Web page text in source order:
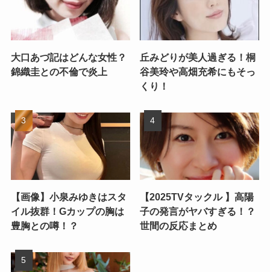
大口あづ記はどんな女性？
錦織圭との不倫で炎上
丘みどりが美人過ぎる！桐
谷美玲や高畑充希にもそっ
くり！
【画像】小泉みゆきはスタ
イル抜群！Gカップの胸は
豊胸との噂！？
【2025TVタックル 】高陽
子の発言がヤバすぎる！？
世間の反応まとめ